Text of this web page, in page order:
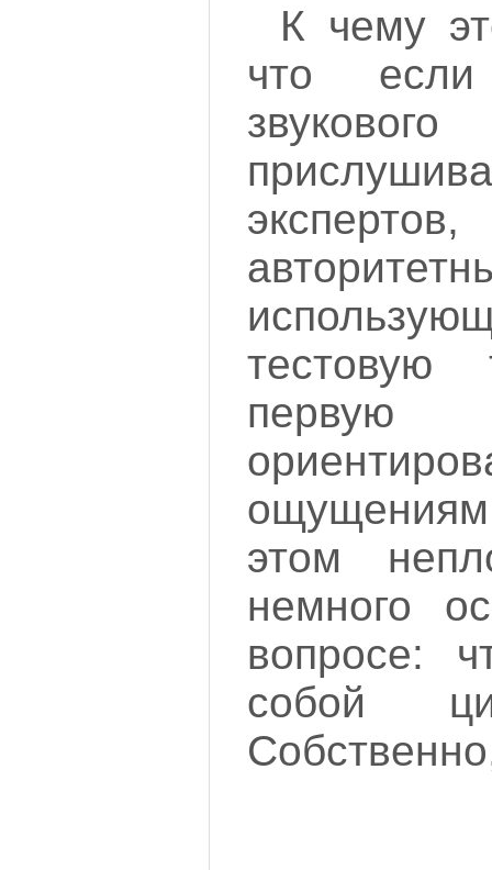
К чему
что
этом
немного
вопросе:
собой